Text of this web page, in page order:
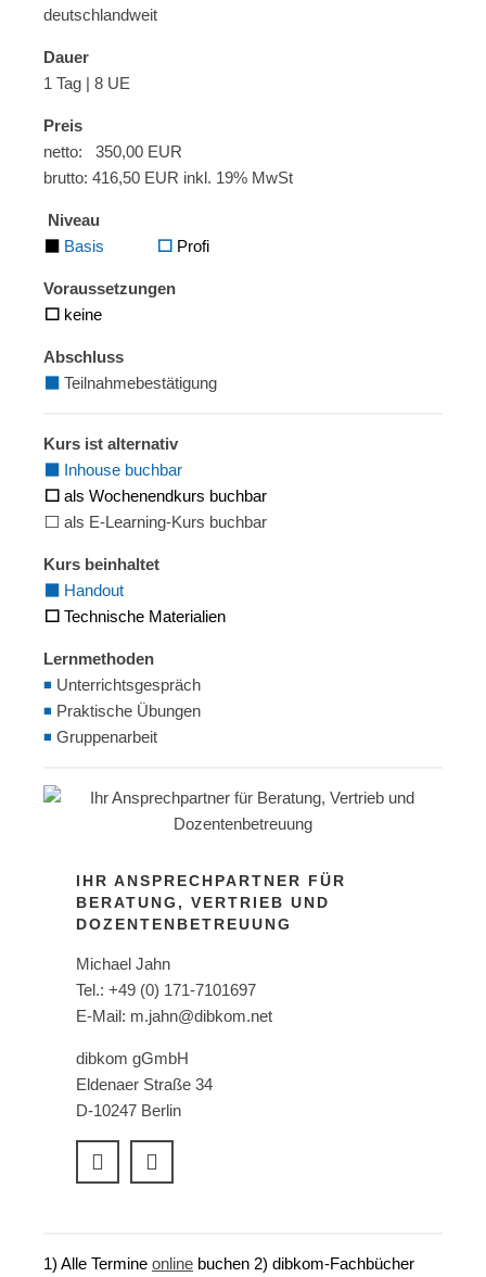
deutschlandweit
Dauer
1 Tag | 8 UE
Preis
netto: 350,00 EUR
brutto: 416,50 EUR inkl. 19% MwSt
Niveau
⬛ Basis ⬜ Profi
Voraussetzungen
⬜ keine
Abschluss
⬛ Teilnahmebestätigung
Kurs ist alternativ
⬛ Inhouse buchbar
⬜ als Wochenendkurs buchbar
⬜ als E-Learning-Kurs buchbar
Kurs beinhaltet
⬛ Handout
⬜ Technische Materialien
Lernmethoden
◾ Unterrichtsgespräch
◾ Praktische Übungen
◾ Gruppenarbeit
IHR ANSPRECHPARTNER FÜR
BERATUNG, VERTRIEB UND
DOZENTENBETREUUNG
Michael Jahn
Tel.: +49 (0) 171-7101697
E-Mail: m.jahn@dibkom.net
dibkom gGmbH
Eldenaer Straße 34
D-10247 Berlin
1) Alle Termine online buchen 2) dibkom-Fachbücher